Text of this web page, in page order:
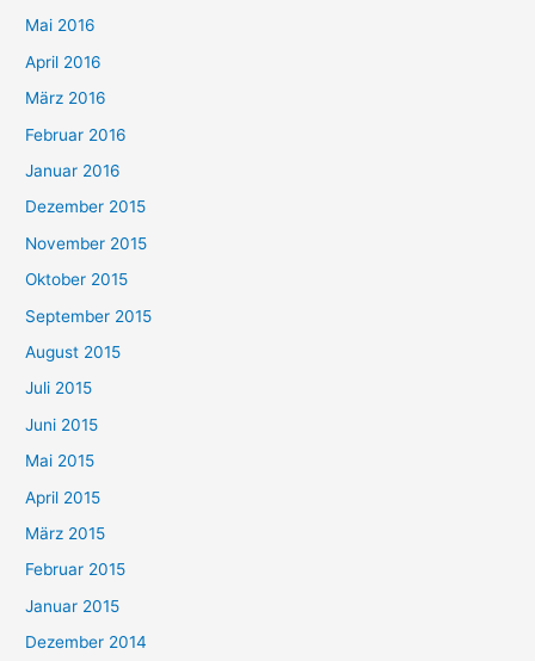
Mai 2016
April 2016
März 2016
Februar 2016
Januar 2016
Dezember 2015
November 2015
Oktober 2015
September 2015
August 2015
Juli 2015
Juni 2015
Mai 2015
April 2015
März 2015
Februar 2015
Januar 2015
Dezember 2014